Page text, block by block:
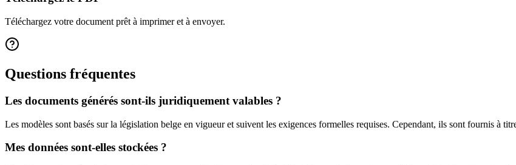
Téléchargez votre document prêt à imprimer et à envoyer.
Questions fréquentes
Les documents générés sont-ils juridiquement valables ?
Les modèles sont basés sur la législation belge en vigueur et suivent les exigences formelles requises. Cependant, ils sont fournis à
Mes données sont-elles stockées ?